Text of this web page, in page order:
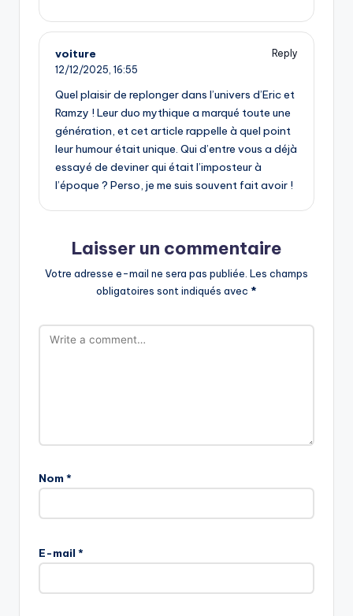
voiture
Reply
12/12/2025, 16:55
Quel plaisir de replonger dans l’univers d’Eric et
Ramzy ! Leur duo mythique a marqué toute une
génération, et cet article rappelle à quel point
leur humour était unique. Qui d’entre vous a déjà
essayé de deviner qui était l’imposteur à
l’époque ? Perso, je me suis souvent fait avoir !
Laisser un commentaire
Votre adresse e-mail ne sera pas publiée. Les champs
obligatoires sont indiqués avec *
Nom *
E-mail *